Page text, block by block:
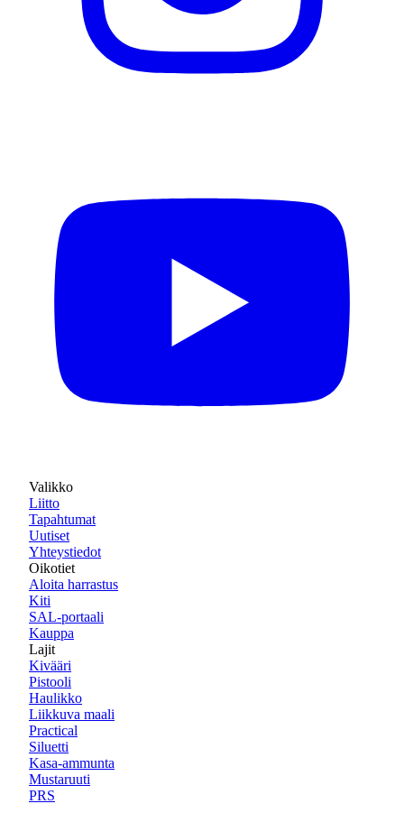
Valikko
Liitto
Tapahtumat
Uutiset
Yhteystiedot
Oikotiet
Aloita harrastus
Kiti
SAL-portaali
Kauppa
Lajit
Kivääri
Pistooli
Haulikko
Liikkuva maali
Practical
Siluetti
Kasa-ammunta
Mustaruuti
PRS